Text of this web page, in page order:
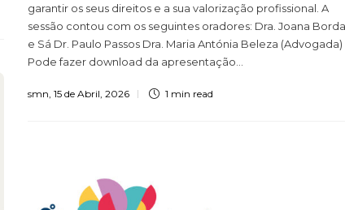
garantir os seus direitos e a sua valorização profissional. A
sessão contou com os seguintes oradores: Dra. Joana
e Sá Dr. Paulo Passos Dra. Maria Antónia Beleza (Advogada)
Pode fazer download da apresentação...
smn 15 de Abril, 2026 1 min read